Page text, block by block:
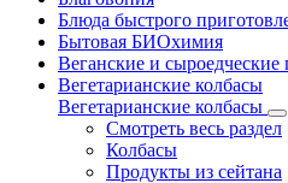
Блюда быстрого
Бытовая БИОхимия
Веганские и сыроедческие
Вегетарианские колбасы
Вегетарианские колбасы
Смотреть весь раздел
Колбасы
Продукты из сейтана